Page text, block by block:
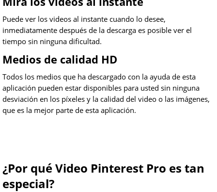
Puede ver los videos al instante cuando lo desee,
inmediatamente después de la descarga es posible ver el
tiempo sin ninguna dificultad.
Medios de calidad HD
Todos los medios que ha descargado con la ayuda de esta
aplicación pueden estar disponibles para usted sin ninguna
desviación en los píxeles y la calidad del video o las imágenes,
que es la mejor parte de esta aplicación.
¿Por qué Video Pinterest Pro es tan
especial?